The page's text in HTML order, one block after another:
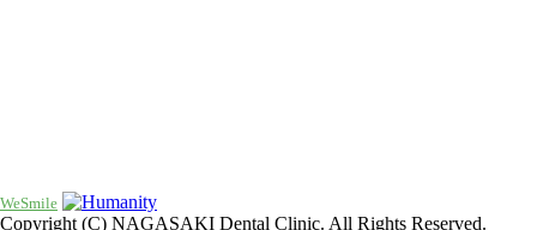
WeSmile
Copyright (C) NAGASAKI Dental Clinic. All Rights Reserved.